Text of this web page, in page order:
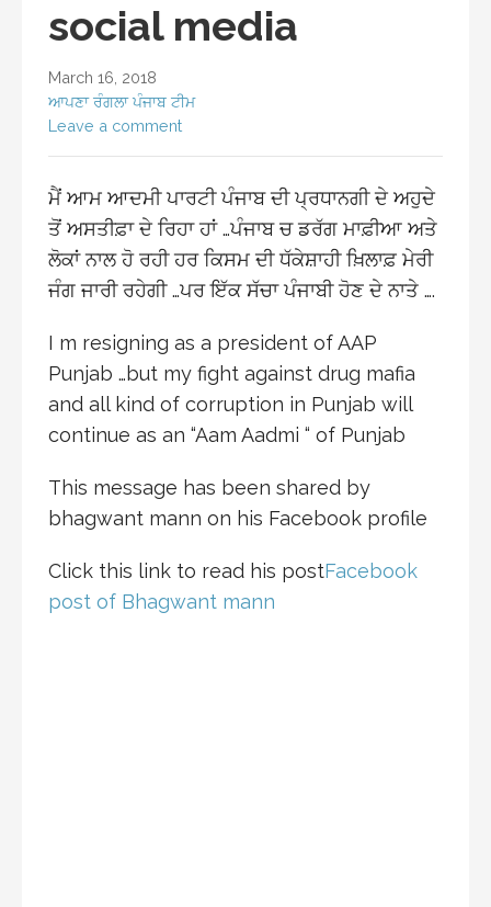
social media
March 16, 2018
ਆਪਣਾ ਰੰਗਲਾ ਪੰਜਾਬ ਟੀਮ
Leave a comment
ਮੈਂ ਆਮ ਆਦਮੀ ਪਾਰਟੀ ਪੰਜਾਬ ਦੀ ਪ੍ਰਧਾਨਗੀ ਦੇ ਅਹੁਦੇ
ਤੋਂ ਅਸਤੀਫ਼ਾ ਦੇ ਰਿਹਾ ਹਾਂ …ਪੰਜਾਬ ਚ ਡਰੱਗ ਮਾਫ਼ੀਆ ਅਤੇ
ਲੋਕਾਂ ਨਾਲ ਹੋ ਰਹੀ ਹਰ ਕਿਸਮ ਦੀ ਧੱਕੇਸ਼ਾਹੀ ਖ਼ਿਲਾਫ਼ ਮੇਰੀ
ਜੰਗ ਜਾਰੀ ਰਹੇਗੀ …ਪਰ ਇੱਕ ਸੱਚਾ ਪੰਜਾਬੀ ਹੋਣ ਦੇ ਨਾਤੇ ….
I m resigning as a president of AAP
Punjab …but my fight against drug mafia
and all kind of corruption in Punjab will
continue as an “Aam Aadmi “ of Punjab
This message has been shared by
bhagwant mann on his Facebook profile
Click this link to read his postFacebook
post of Bhagwant mann